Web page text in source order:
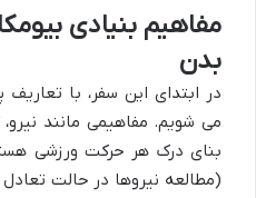
مفاهیم بنیادی
بدن
در ابتدای این سفر، با
می شویم. مفاهیمی مانند
بنای درک هر حرکت ورزشی
(مطالعه نیروها در حالت